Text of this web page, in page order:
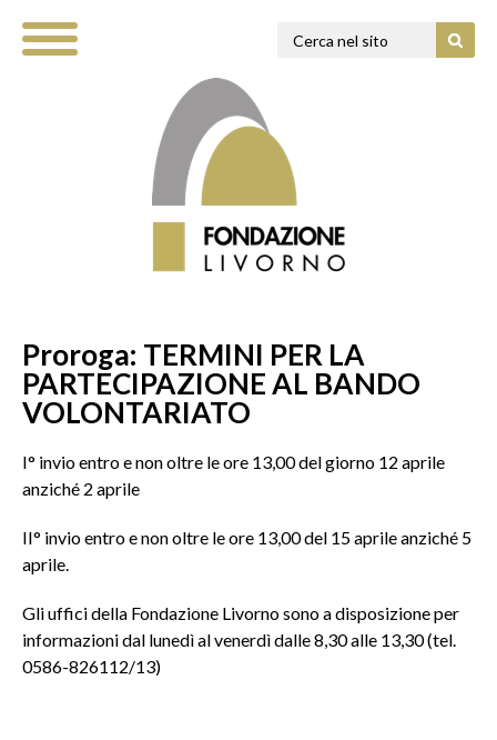
Proroga: TERMINI PER LA
PARTECIPAZIONE AL BANDO
VOLONTARIATO
I° invio entro e non oltre le ore 13,00 del giorno 12 aprile
anziché 2 aprile
II° invio entro e non oltre le ore 13,00 del 15 aprile anziché 5
aprile.
Gli uffici della Fondazione Livorno sono a disposizione per
informazioni dal lunedì al venerdì dalle 8,30 alle 13,30 (tel.
0586-826112/13)